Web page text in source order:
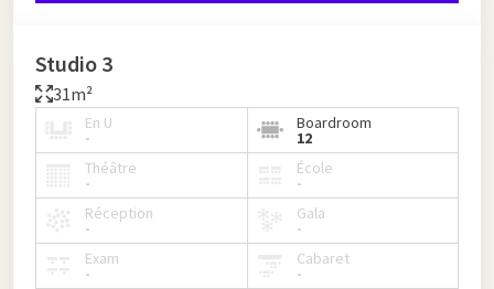
Studio 3
31m²
En U
-
Boardroom
12
Théâtre
-
École
-
Réception
-
Gala
-
Exam
-
Cabaret
-